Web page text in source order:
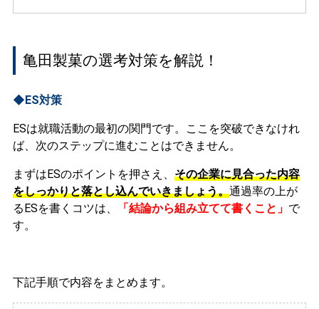
亀田製菓の選考対策を解説！
◆ES対策
ESは就職活動の最初の関門です。ここを突破できなけれ
ば、次のステップに進むことはできません。
まずはESのポイントを押さえ、 その企業に見合った内容
をしっかりと落とし込んでいきましょう。通過率の上が
るESを書くコツは、
「結論から組み立てて書くこと」 で
す。
下記手順で内容をまとめます。